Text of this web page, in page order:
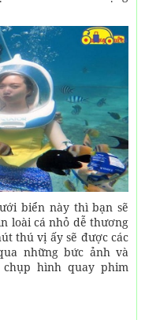
biển này thì bạn sẽ
loài cá nhỏ dễ thương
thú vị ấy sẽ được các
những bức ảnh và
hình quay phim